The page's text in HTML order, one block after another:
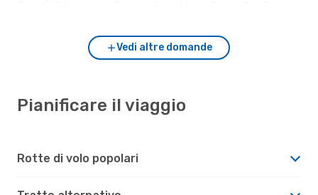
Vedi altre domande
Pianificare il viaggio
Rotte di volo popolari